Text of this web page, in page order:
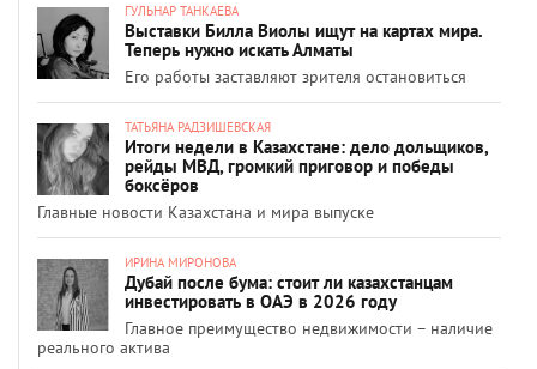
ГУЛЬНАР ТАНКАЕВА
Выставки Билла Виолы ищут на картах мира.
Теперь нужно искать Алматы
Его работы заставляют зрителя остановиться
ТАТЬЯНА РАДЗИШЕВСКАЯ
Итоги недели в Казахстане: дело дольщиков,
рейды МВД, громкий приговор и победы
боксёров
Главные новости Казахстана и мира выпуске
ИРИНА МИРОНОВА
Дубай после бума: стоит ли казахстанцам
инвестировать в ОАЭ в 2026 году
Главное преимущество недвижимости – наличие
реального актива